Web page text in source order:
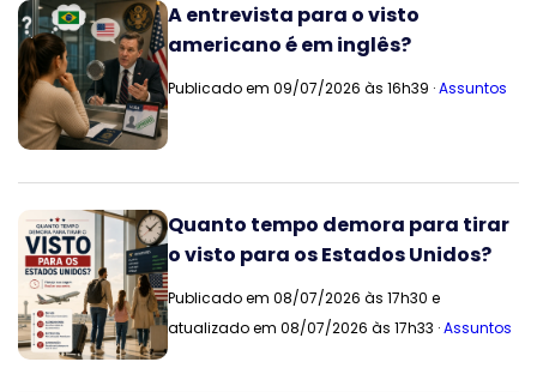
A entrevista para o visto
americano é em inglês?
Publicado em 09/07/2026 às 16h39 ·Assuntos
Quanto tempo demora para tirar
o visto para os Estados Unidos?
Publicado em 08/07/2026 às 17h30 e
atualizado em 08/07/2026 às 17h33 ·Assuntos